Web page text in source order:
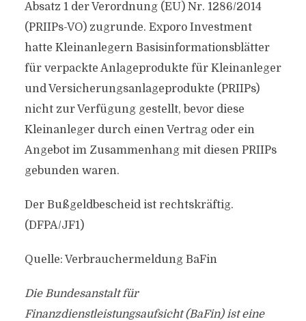
Absatz 1 der Verordnung (EU) Nr. 1286/2014
(PRIIPs-VO) zugrunde. Exporo Investment
hatte Kleinanlegern Basisinformationsblätter
für verpackte Anlageprodukte für Kleinanleger
und Versicherungsanlageprodukte (PRIIPs)
nicht zur Verfügung gestellt, bevor diese
Kleinanleger durch einen Vertrag oder ein
Angebot im Zusammenhang mit diesen PRIIPs
gebunden waren.
Der Bußgeldbescheid ist rechtskräftig.
(DFPA/JF1)
Quelle: Verbrauchermeldung BaFin
Die Bundesanstalt für
Finanzdienstleistungsaufsicht (BaFin) ist eine